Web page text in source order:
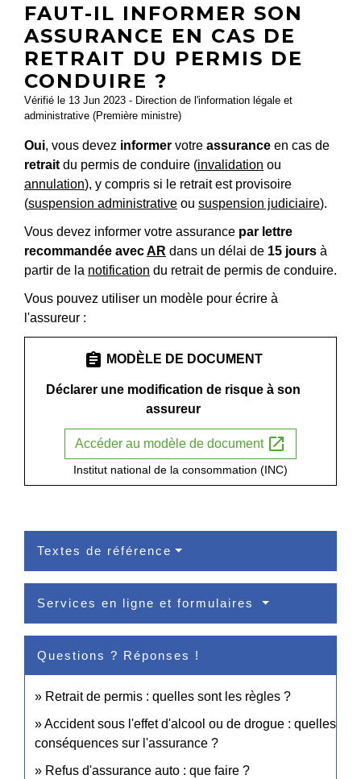
FAUT-IL INFORMER SON
ASSURANCE EN CAS DE
RETRAIT DU PERMIS DE
CONDUIRE ?
Vérifié le 13 Jun 2023 - Direction de l'information légale et
administrative (Première ministre)
Oui, vous devez informer votre assurance en cas de
retrait du permis de conduire (invalidation ou
annulation), y compris si le retrait est provisoire
(suspension administrative ou suspension judiciaire).
Vous devez informer votre assurance par lettre
recommandée avecAR dans un délai de 15 jours à
partir de la notification du retrait de permis de conduire.
Vous pouvez utiliser un modèle pour écrire à
l'assureur :
assignment MODÈLE DE DOCUMENT
Déclarer une modification de risque à son
assureur
Accéder au modèle de document open_in_new
Institut national de la consommation (INC)
Textes de référence
Services en ligne et formulaires
Questions ? Réponses !
Retrait de permis : quelles sont les règles ?
Accident sous l'effet d'alcool ou de drogue : quelles
conséquences sur l'assurance ?
Refus d'assurance auto : que faire ?